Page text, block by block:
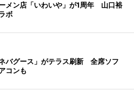
メン店「いわいや」が1周年 山口裕
ボ
バグース」がテラス刷新 全席ソフ
コンも